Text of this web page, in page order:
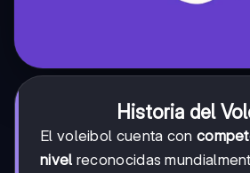
Historia del
El voleibol cuenta con
nivel reconocidas